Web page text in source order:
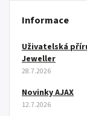
Informace
Uživatelská
Jeweller
28.7.2026
Novinky AJAX
12.7.2026